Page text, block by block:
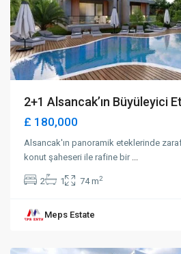
2+1 Alsancak’ın Büyüleyici
£ 180,000
Alsancak'ın panoramik eteklerinde
konut şaheseri ile rafine bir ...
2 1 74 m2
Meps Estate
Karakum,